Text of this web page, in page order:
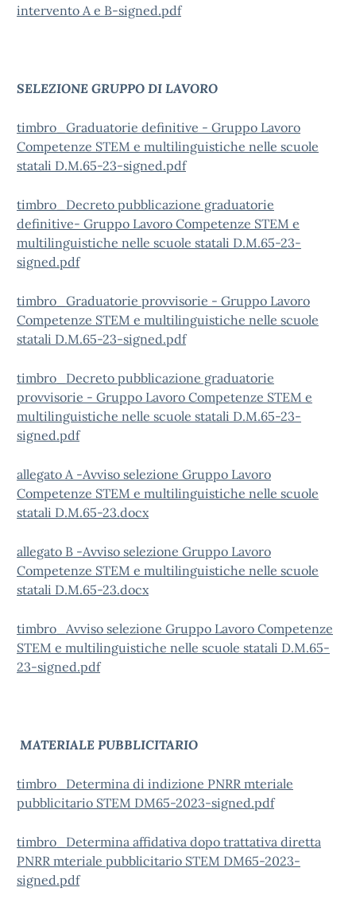
intervento A e B-signed.pdf
SELEZIONE GRUPPO DI LAVORO
timbro_Graduatorie definitive - Gruppo Lavoro
Competenze STEM e multilinguistiche nelle scuole
statali D.M.65-23-signed.pdf
timbro_Decreto pubblicazione graduatorie
definitive- Gruppo Lavoro Competenze STEM e
multilinguistiche nelle scuole statali D.M.65-23-
signed.pdf
timbro_Graduatorie provvisorie - Gruppo Lavoro
Competenze STEM e multilinguistiche nelle scuole
statali D.M.65-23-signed.pdf
timbro_Decreto pubblicazione graduatorie
provvisorie - Gruppo Lavoro Competenze STEM e
multilinguistiche nelle scuole statali D.M.65-23-
signed.pdf
allegato A -Avviso selezione Gruppo Lavoro
Competenze STEM e multilinguistiche nelle scuole
statali D.M.65-23.docx
allegato B -Avviso selezione Gruppo Lavoro
Competenze STEM e multilinguistiche nelle scuole
statali D.M.65-23.docx
timbro_Avviso selezione Gruppo Lavoro Competenze
STEM e multilinguistiche nelle scuole statali D.M.65-
23-signed.pdf
MATERIALE PUBBLICITARIO
timbro_Determina di indizione PNRR mteriale
pubblicitario STEM DM65-2023-signed.pdf
timbro_Determina affidativa dopo trattativa diretta
PNRR mteriale pubblicitario STEM DM65-2023-
signed.pdf